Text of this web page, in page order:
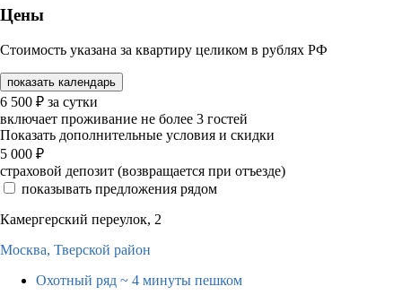
Цены
Стоимость указана за квартиру целиком в рублях РФ
показать календарь
6 500 ₽ за сутки
включает проживание не более 3 гостей
Показать дополнительные условия и скидки
5 000 ₽
страховой депозит (возвращается при отъезде)
показывать предложения рядом
Камергерский переулок, 2
Москва, Тверской район
Охотный ряд ~ 4 минуты пешком